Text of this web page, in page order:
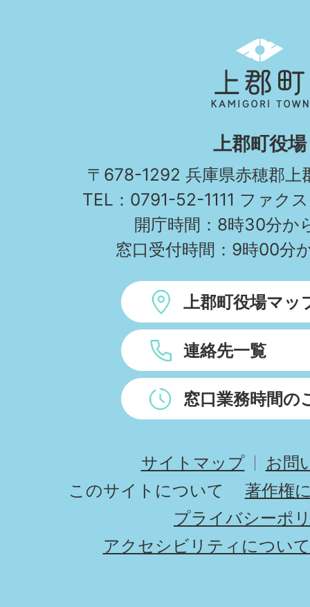
郡
町
KAMIGORI
TOWN
上郡町役場
〒678-1292 兵庫県赤穂郡上
TEL：0791-52-1111 ファク
開庁時間：8時30分か
窓口受付時間：9時00分
上郡町役場マッ
連絡先一覧
窓口業務時間の
サイトマップ
お問
このサイトについて
著作権
プライバシーポ
アクセシビリティについて